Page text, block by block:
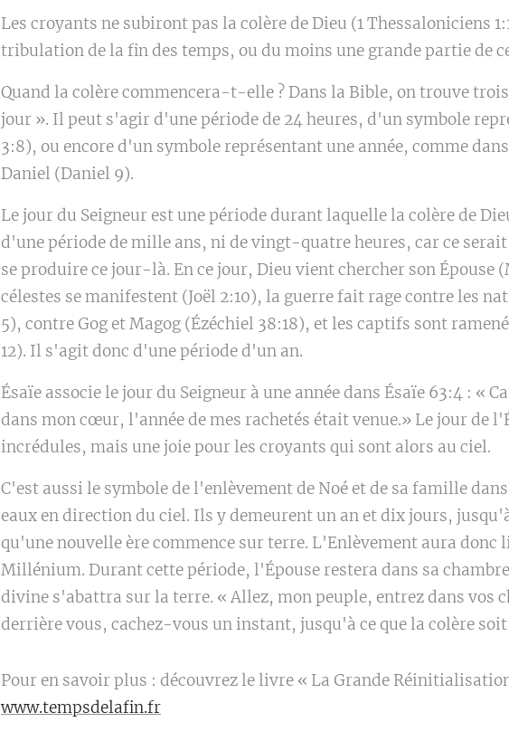
Les croyants ne subiront pas la colère de Dieu (1 Thessaloniciens
tribulation de la fin des temps, ou du moins une grande partie de
Quand la colère commencera-t-elle ? Dans la Bible, on trouve
jour ». Il peut s'agir d'une période de 24 heures, d'un symbole
3:8), ou encore d'un symbole représentant une année, comme
Daniel (Daniel 9).
Le jour du Seigneur est une période durant laquelle la colère de
d'une période de mille ans, ni de vingt-quatre heures, car ce
se produire ce jour-là. En ce jour, Dieu vient chercher son Épouse
célestes se manifestent (Joël 2:10), la guerre fait rage contre les
5), contre Gog et Magog (Ézéchiel 38:18), et les captifs sont
12). Il s'agit donc d'une période d'un an.
Ésaïe associe le jour du Seigneur à une année dans Ésaïe 63:4 : «
dans mon cœur, l'année de mes rachetés était venue.» Le jour de
incrédules, mais une joie pour les croyants qui sont alors au ciel.
C'est aussi le symbole de l'enlèvement de Noé et de sa famille
eaux en direction du ciel. Ils y demeurent un an et dix jours,
qu'une nouvelle ère commence sur terre. L'Enlèvement aura donc
Millénium. Durant cette période, l'Épouse restera dans sa
divine s'abattra sur la terre. « Allez, mon peuple, entrez dans vos
derrière vous, cachez-vous un instant, jusqu'à ce que la colère soit
Pour en savoir plus : découvrez le livre « La Grande
www.tempsdelafin.fr